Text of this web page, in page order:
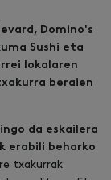
Domino's
Sushi eta
lokalaren
beraien
da eskailera
erabili beharko
txakurrak